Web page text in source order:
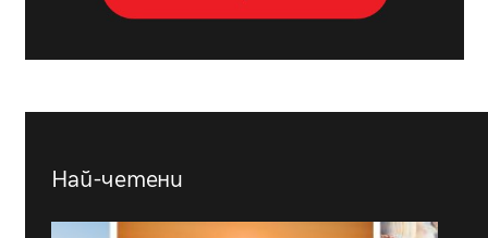
Най-четени